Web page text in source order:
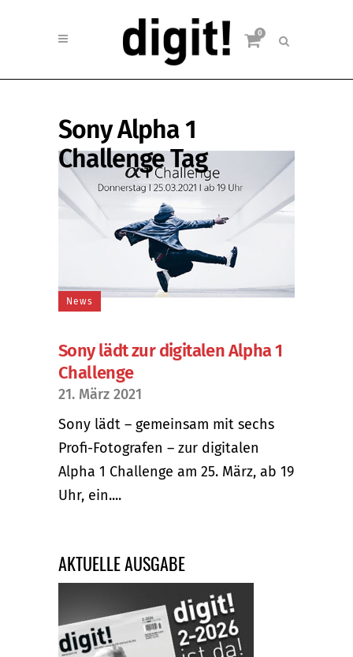
0
Sony Alpha 1
Challenge Tag
News
Sony lädt zur digitalen Alpha 1
Challenge
21. März 2021
Sony lädt – gemeinsam mit sechs
Profi-Fotografen – zur digitalen
Alpha 1 Challenge am 25. März, ab 19
Uhr, ein....
AKTUELLE AUSGABE